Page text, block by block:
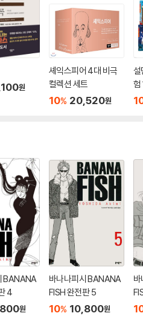
원
셰익스피어 4대 비극
컬렉션 세트
10% 20,520원
설
험
트
BANANA
4
원
바나나피시 BANANA
FISH 완전판 5
10% 10,800원